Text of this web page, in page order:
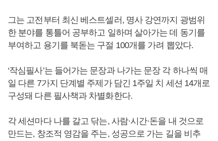
그는 고전부터 최신 베스트셀러, 명사 강연까지 광범위
한 분야를 통틀어 공부하고 일하며 살아가는 데 동기를
부여하고 용기를 북돋는 구절 100개를 가려 뽑았다.
‘작심필사’는 들어가는 문장과 나가는 문장 각 하나씩 매
일 다른 7가지 단계별 주제가 담긴 1주일 치 세션 14개로
구성돼 다른 필사책과 차별화한다.
각 세션마다 나를 갈고 닦는, 사람·시간·돈을 내 것으로
만드는, 창조적 영감을 주는, 성공으로 가는 길을 비추